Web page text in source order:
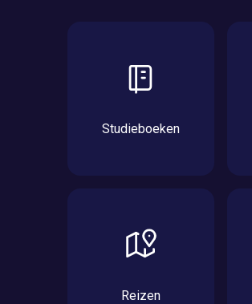
Studieboeken
Reizen